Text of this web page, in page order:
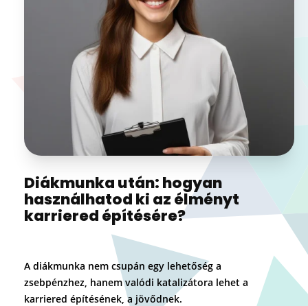
Diákmunka után: hogyan
használhatod ki az élményt
karriered építésére?
A diákmunka nem csupán egy lehetőség a
zsebpénzhez, hanem valódi katalizátora lehet a
karriered építésének, a jövődnek.